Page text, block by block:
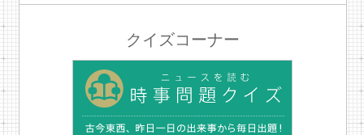
クイズコーナー